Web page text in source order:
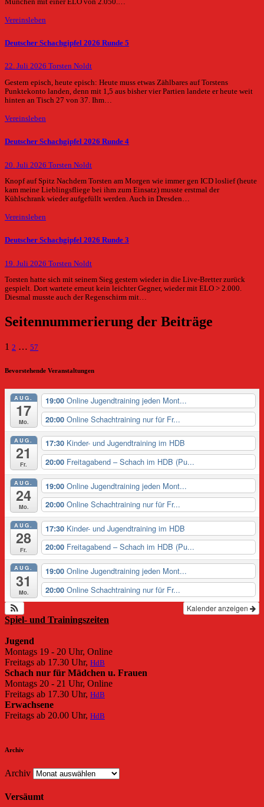
München mit einer ELO von 2.050.…
Vereinsleben
Deutscher Schachgipfel 2026 Runde 5
22. Juli 2026 Torsten Noldt
Gestern episch, heute episch: Heute muss etwas Zählbares auf Torstens
Punktekonto landen, denn mit 1,5 aus bisher vier Partien landete er heute weit
hinten an Tisch 27 von 37. Ihm…
Vereinsleben
Deutscher Schachgipfel 2026 Runde 4
20. Juli 2026 Torsten Noldt
Knopf auf Spitz Nachdem Torsten am Morgen wie immer gen ICD loslief (heute
kam meine Lieblingsfliege bei ihm zum Einsatz) musste erstmal der
Kühlschrank wieder aufgefüllt werden. Auch in Dresden…
Vereinsleben
Deutscher Schachgipfel 2026 Runde 3
19. Juli 2026 Torsten Noldt
Torsten hatte sich mit seinem Sieg gestern wieder in die Live-Bretter zurück
gespielt. Dort wartete erneut kein leichter Gegner, wieder mit ELO > 2.000.
Diesmal musste auch der Regenschirm mit…
Seitennummerierung der Beiträge
1 2 … 57
Bevorstehende Veranstaltungen
AUG.
17
Mo.
19:00 Online Jugendtraining jeden Mont...
20:00 Online Schachtraining nur für Fr...
AUG.
21
Fr.
17:30 Kinder- und Jugendtraining im HDB
20:00 Freitagabend – Schach im HDB (Pu...
AUG.
24
Mo.
19:00 Online Jugendtraining jeden Mont...
20:00 Online Schachtraining nur für Fr...
AUG.
28
Fr.
17:30 Kinder- und Jugendtraining im HDB
20:00 Freitagabend – Schach im HDB (Pu...
AUG.
31
Mo.
19:00 Online Jugendtraining jeden Mont...
20:00 Online Schachtraining nur für Fr...
Kalender anzeigen
Spiel- und Trainingszeiten
Jugend
Montags 19 - 20 Uhr, Online
Freitags ab 17.30 Uhr, HdB
Schach nur für Mädchen u. Frauen
Montags 20 - 21 Uhr, Online
Freitags ab 17.30 Uhr, HdB
Erwachsene
Freitags ab 20.00 Uhr, HdB
Archiv
Archiv
Versäumt